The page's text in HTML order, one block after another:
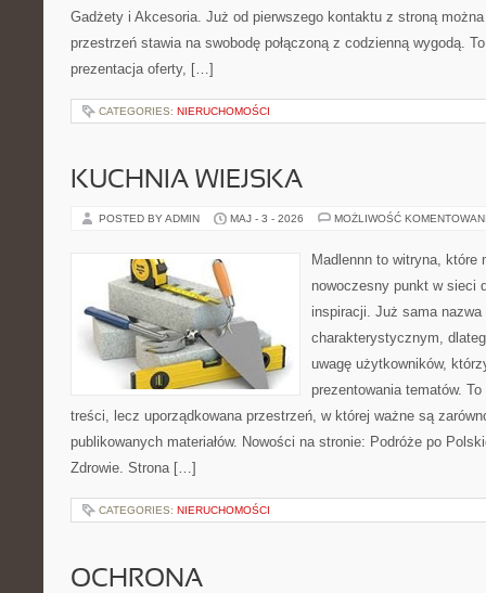
Gadżety i Akcesoria. Już od pierwszego kontaktu z stroną
przestrzeń stawia na swobodę połączoną z codzienną wygodą.
prezentacja oferty, […]
CATEGORIES: NIERUCHOMOŚCI
KUCHNIA WIEJSKA
POSTED BY ADMIN MAJ - 3 - 2026 MOŻLIWOŚĆ
Madlennn to witryna, które
nowoczesny punkt w sieci
inspiracji. Już sama
charakterystycznym,
uwagę użytkowników,
prezentowania tematów.
treści, lecz uporządkowana przestrzeń, w której ważne są
publikowanych materiałów. Nowości na stronie: Podróże po
Zdrowie. Strona […]
CATEGORIES: NIERUCHOMOŚCI
OCHRONA